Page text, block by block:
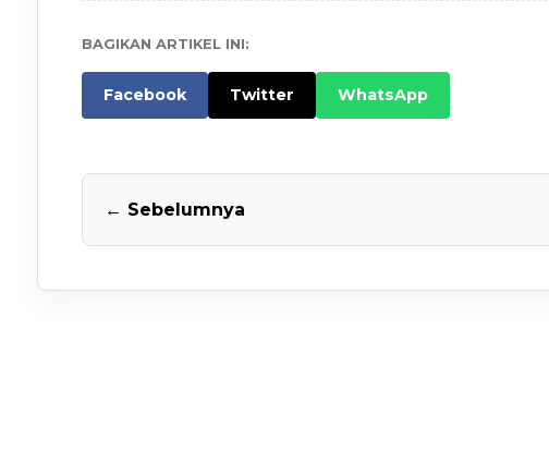
BAGIKAN ARTIKEL INI:
Facebook Twitter WhatsApp
← Sebelumnya